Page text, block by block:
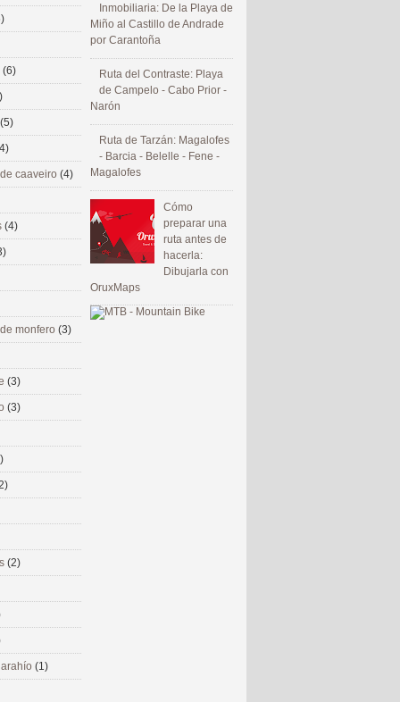
Inmobiliaria: De la Playa de
Miño al Castillo de Andrade
por Carantoña
Ruta del Contraste: Playa
de Campelo - Cabo Prior -
Narón
Ruta de Tarzán: Magalofes
- Barcia - Belelle - Fene -
Magalofes
Cómo
preparar una
ruta antes de
hacerla:
Dibujarla con
OruxMaps
(6)
(5)
caaveiro (4)
(4)
monfero (3)
(3)
(3)
(2)
(1)